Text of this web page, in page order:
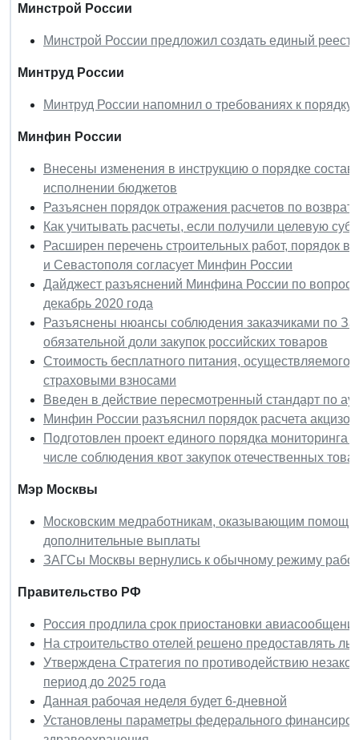
Минстрой России
Минстрой России предложил создать единый
Минтруд России
Минтруд России напомнил о требованиях к порядку
Минфин России
Внесены изменения в инструкцию о порядке
исполнении бюджетов
Разъяснен порядок отражения расчетов по
Как учитывать расчеты, если получили целевую
Расширен перечень строительных работ, порядок
и Севастополя согласует Минфин России
Дайджест разъяснений Минфина России по
декабрь 2020 года
Разъяснены нюансы соблюдения заказчиками по
обязательной доли закупок российских товаров
Стоимость бесплатного питания, осуществляемого
страховыми взносами
Введен в действие пересмотренный стандарт по
Минфин России разъяснил порядок расчета
Подготовлен проект единого порядка
числе соблюдения квот закупок отечественных
Мэр Москвы
Московским медработникам, оказывающим помощь
дополнительные выплаты
ЗАГСы Москвы вернулись к обычному режиму
Правительство РФ
Россия продлила срок приостановки
На строительство отелей решено предоставлять
Утверждена Стратегия по противодействию
период до 2025 года
Данная рабочая неделя будет 6-дневной
Установлены параметры федерального